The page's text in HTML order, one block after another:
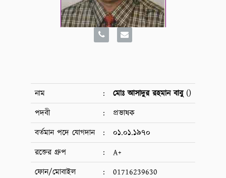
নাম : মোঃ আসাদুর রহমান বাবু()
পদবী
:
প্রভাষক
বর্তমান পদে যোগদান
:
০১.০১.১৯৭০
রক্তের গ্রুপ
:
A+
ফোন/মোবাইল
:
01716239630